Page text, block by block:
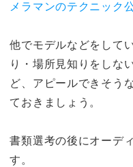
メラマンのテクニック
他でモデルなどをして
り・場所見知りをしな
ど、アピールできそう
ておきましょう。
書類選考の後にオーデ
す。